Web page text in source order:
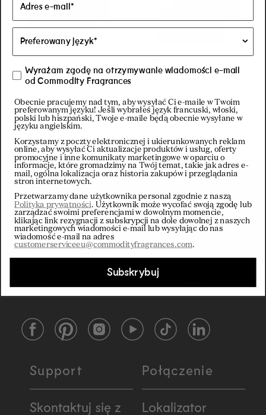
Expressive
Discovery Kit
Regular price
28€
Regular price
28€
Discovery Kit
Newsletter
Zapisz się do naszego newslettera,
aby otrzymać 10% zniżki na pierwsze
zamówienie
FacebookPinterestInstagramYouTubeTikTokLinkedIn
Support
Skontaktuj się z
Połączenie
Lokalizator
Wyrażam zgodę na otrzymywanie wiadomości e-mail
od Commodity Fragrances
Obecnie pracujemy nad tym, aby wysyłać Ci e-maile w Twoim
preferowanym języku! Jeśli wybrałeś język francuski, włoski,
polski lub hiszpański, Twoje e-maile będą obecnie wysyłane w
języku angielskim.
Korzystamy z poczty elektronicznej i ukierunkowanych reklam
online, aby wysyłać Ci aktualizacje produktów i usług, oferty
promocyjne i inne komunikaty marketingowe w oparciu o
informacje, które gromadzimy na Twój temat, takie jak adres e-
mail, ogólna lokalizacja oraz historia zakupów i przeglądania
stron internetowych.
Przetwarzamy dane użytkownika personal zgodnie z naszą
Polityka prywatności. Użytkownik może wycofać swoją zgodę lub
zarządzać swoimi preferencjami w dowolnym momencie,
klikając link rezygnacji z subskrypcji na dole dowolnej z naszych
marketingowych wiadomości e-mail lub wysyłając do nas
wiadomość e-mail na adres
customerserviceeu@commodityfragrances.com.
Subskrybuj